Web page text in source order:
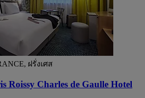
ฝรั่งเศส
Roissy Charles de Gaulle Hotel